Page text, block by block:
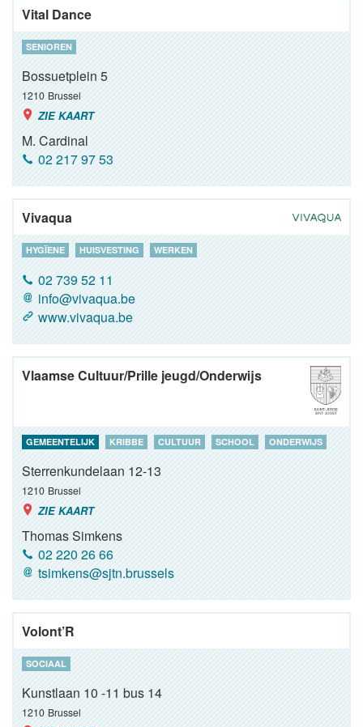
Vital Dance
SENIOREN
Bossuetplein 5
1210 Brussel
ZIE KAART
M. Cardinal
02 217 97 53
Vivaqua
HYGÏENE HUISVESTING WERKEN
02 739 52 11
info@vivaqua.be
www.vivaqua.be
Vlaamse Cultuur/Prille jeugd/Onderwijs
GEMEENTELIJK KRIBBE CULTUUR SCHOOL ONDERWIJS
Sterrenkundelaan 12-13
1210 Brussel
ZIE KAART
Thomas Simkens
02 220 26 66
tsimkens@sjtn.brussels
Volont’R
SOCIAAL
Kunstlaan 10 -11 bus 14
1210 Brussel